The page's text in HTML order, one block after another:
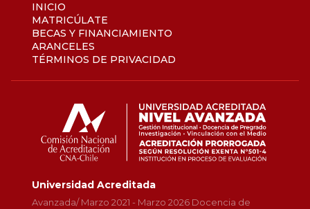
INICIO
MATRICÚLATE
BECAS Y FINANCIAMIENTO
ARANCELES
TÉRMINOS DE PRIVACIDAD
Universidad Acreditada
Avanzada/ Marzo 2021 - Marzo 2026 Docencia de